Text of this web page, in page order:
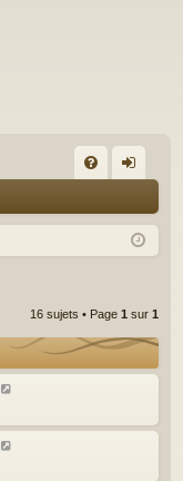
Q ne
16 sujets • Page 1 sur 1